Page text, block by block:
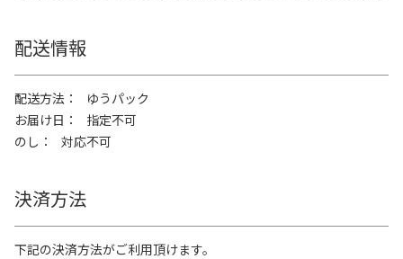
配送情報
配送方法
ゆうパック
お届け日
指定不可
のし
対応不可
決済方法
下記の決済方法がご利用頂けます。